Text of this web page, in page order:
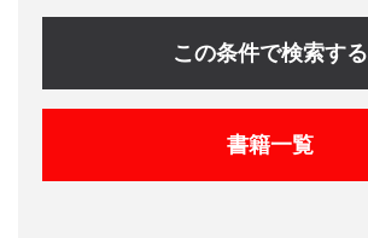
この条件で検索する
書籍一覧